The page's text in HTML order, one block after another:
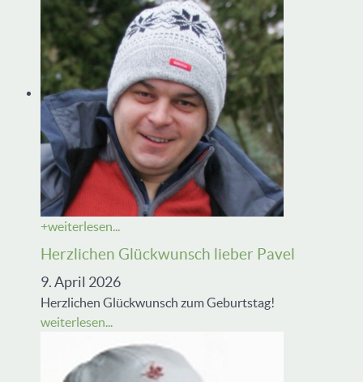
+weiterlesen...
Herzlichen Glückwunsch lieber Pavel
9. April 2026
Herzlichen Glückwunsch zum Geburtstag!
weiterlesen...